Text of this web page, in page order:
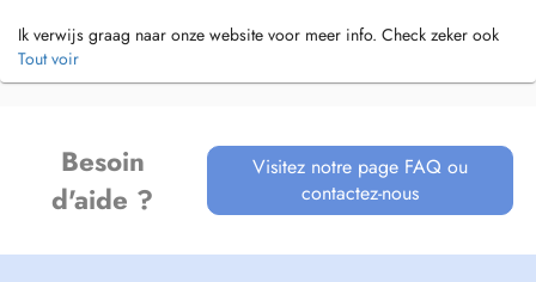
Ik verwijs graag naar onze website voor meer info. Check zeker ook
onze huisregels.
https://websites.mijndokter.be/praktijkarenberg/huisregels/
Ook voor reisadvies, bespreken van resultaten, invullen van attesten,...
vragen we om een afspraak te maken om u zo de beste zorg te kunnen
geven.
Tout voir
Besoin
d'aide ?
Visitez notre page FAQ ou
contactez-nous